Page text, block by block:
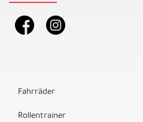
Fahrräder
Rollentrainer